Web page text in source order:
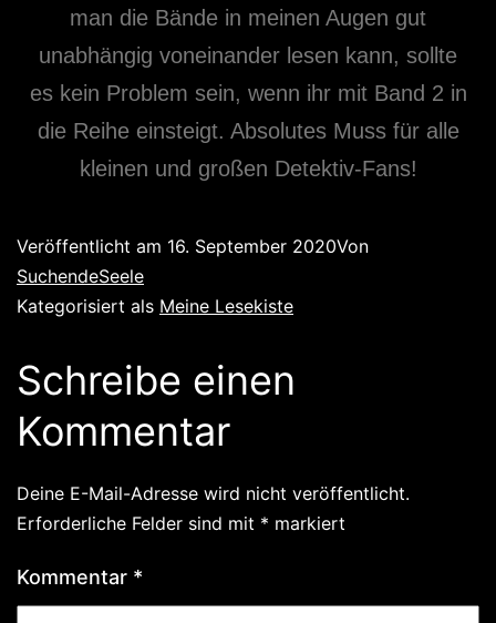
man die Bände in meinen Augen gut
unabhängig voneinander lesen kann, sollte
es kein Problem sein, wenn ihr mit Band 2 in
die Reihe einsteigt. Absolutes Muss für alle
kleinen und großen Detektiv-Fans!
Veröffentlicht am 16. September 2020Von
SuchendeSeele
Kategorisiert als Meine Lesekiste
Schreibe einen
Kommentar
Deine E-Mail-Adresse wird nicht veröffentlicht.
Erforderliche Felder sind mit * markiert
Kommentar *